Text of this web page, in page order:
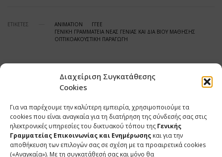
Διαχείριση Συγκατάθεσης
Cookies
Για να παρέχουμε την καλύτερη εμπειρία, χρησιμοποιούμε τα
cookies που είναι αναγκαία για τη διατήρηση της σύνδεσής σας στις
ηλεκτρονικές υπηρεσίες του δικτυακού τόπου της Γενικής
Γραμματείας Επικοινωνίας και Ενημέρωσης και για την
αποθήκευση των επιλογών σας σε σχέση με τα προαιρετικά cookies
(«Αναγκαία»). Με τη συγκατάθεσή σας και μόνο θα
ΕΤΙΚΕΤΕΣ ANIMATION
ΓΓΕΕ
ΓΕΝΙΚΗ ΓΡΑΜΜΑΤΕΙΑ ΝΕΑΣ ΓΕΝΙΑΣ ΚΑΙ ΔΙΑ ΒΙΟΥ ΜΑΘΗΣΗΣ
ΟΠΤΙΚΟΑΚΟΥΣΤΙΚΗ ΠΑΡΑΓΩΓΗ
TWEET
SHARE